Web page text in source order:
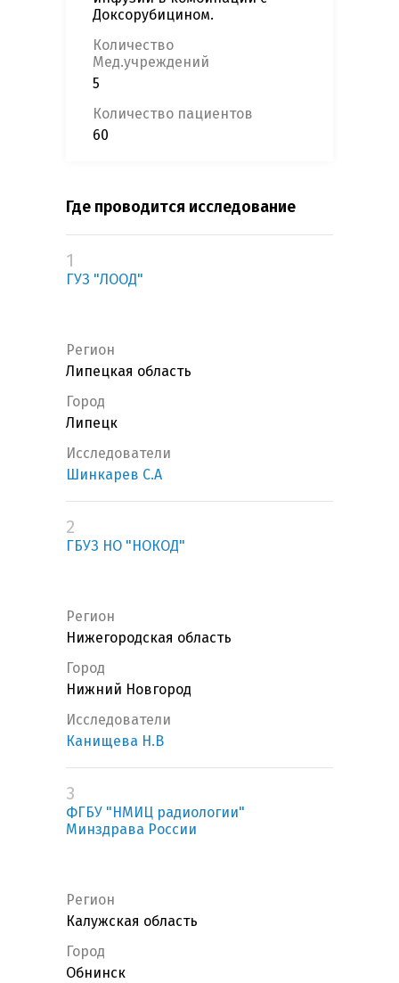
Доксорубицином.
Количество
Мед.учреждений
5
Количество пациентов
60
Где проводится исследование
1
ГУЗ "ЛООД"
Регион
Липецкая область
Город
Липецк
Исследователи
Шинкарев С.А
2
ГБУЗ НО "НОКОД"
Регион
Нижегородская область
Город
Нижний Новгород
Исследователи
Канищева Н.В
3
ФГБУ "НМИЦ радиологии"
Минздрава России
Регион
Калужская область
Город
Обнинск